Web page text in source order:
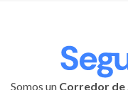
Somos un Corredor de